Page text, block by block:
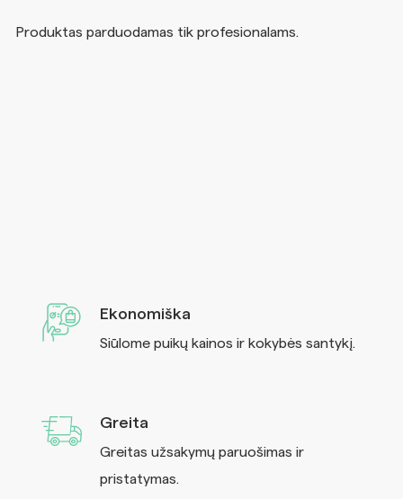
Produktas parduodamas tik profesionalams.
Ekonomiška
Siūlome puikų kainos ir kokybės santykį.
Greita
Greitas užsakymų paruošimas ir
pristatymas.